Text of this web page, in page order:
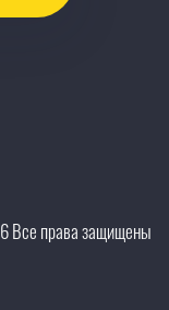
Все права защищены